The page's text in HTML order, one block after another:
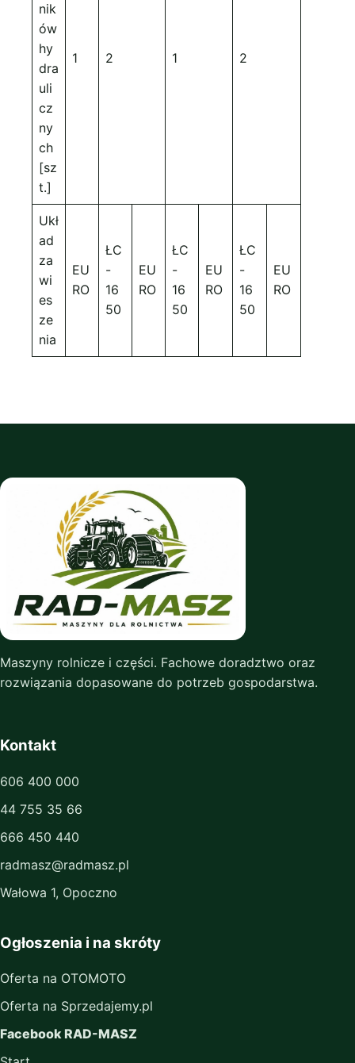
nik
ów
hy
dra
uli
cz
ny
ch
[sz
t.]
1 2 1 2
Ukł
ad
za
wi
es
ze
nia
EU
RO
ŁC
-
16
50
EU
RO
ŁC
-
16
50
EU
RO
ŁC
-
16
50
EU
RO
Maszyny rolnicze i części. Fachowe doradztwo oraz
rozwiązania dopasowane do potrzeb gospodarstwa.
Kontakt
606 400 000
44 755 35 66
666 450 440
radmasz@radmasz.pl
Wałowa 1, Opoczno
Ogłoszenia i na skróty
Oferta na OTOMOTO
Oferta na Sprzedajemy.pl
Facebook RAD-MASZ